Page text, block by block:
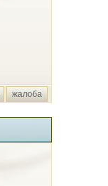
жалоба